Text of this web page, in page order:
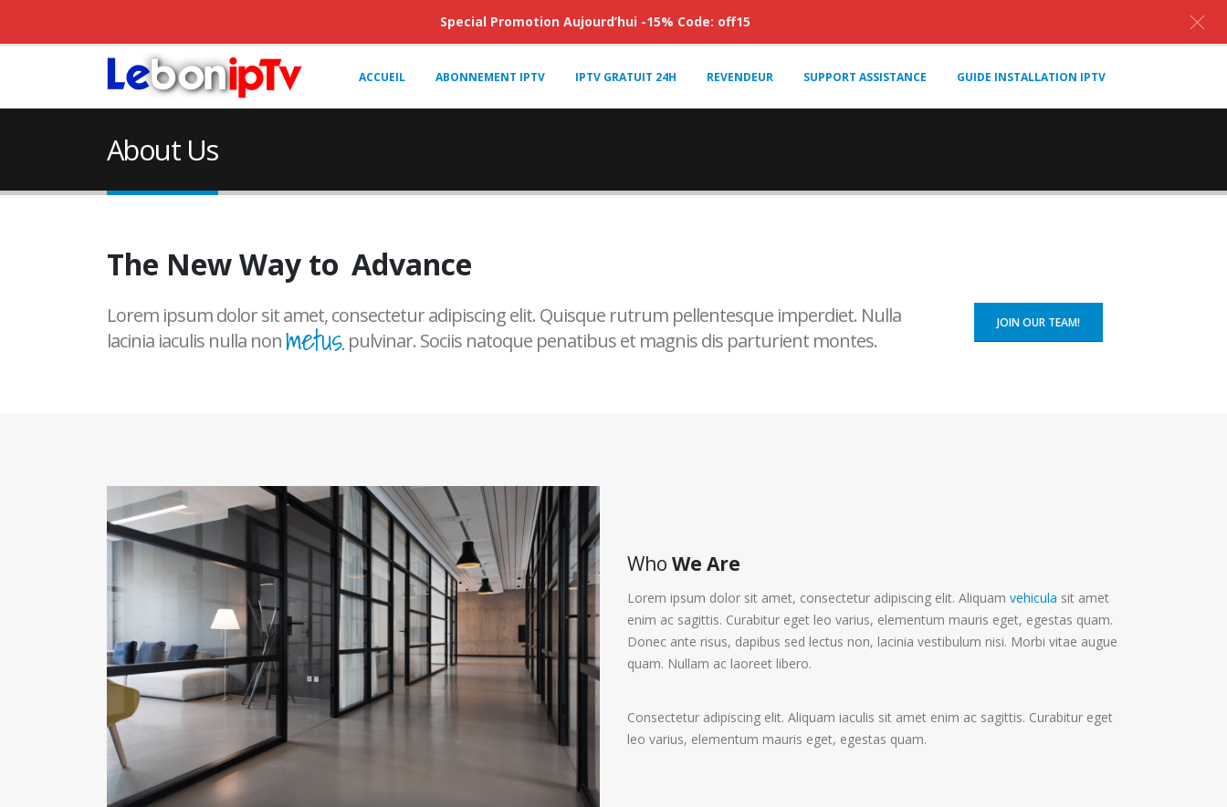
ACCUEIL ABONNEMENT IPTV IPTV GRATUIT 24H REVENDEUR SUPPORT ASSISTANCE GUIDE INSTALLATION IPTV
About Us
The New Way to Progress
Lorem ipsum dolor sit amet, consectetur adipiscing elit. Quisque rutrum pellentesque imperdiet. Nulla
lacinia iaculis nulla nonmetus. pulvinar. Sociis natoque penatibus et magnis dis parturient montes.
JOIN OUR TEAM!
Who We Are
Lorem ipsum dolor sit amet, consectetur adipiscing elit. Aliquam vehicula sit amet
enim ac sagittis. Curabitur eget leo varius, elementum mauris eget, egestas quam.
Donec ante risus, dapibus sed lectus non, lacinia vestibulum nisi. Morbi vitae augue
quam. Nullam ac laoreet libero.
Consectetur adipiscing elit. Aliquam iaculis sit amet enim ac sagittis. Curabitur eget
leo varius, elementum mauris eget, egestas quam.
Special Promotion Aujourd’hui -15% Code: off15